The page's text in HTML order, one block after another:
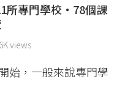
所專門學校・78個課
views
始，一般來說專門學